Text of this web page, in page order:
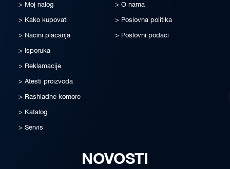
Moj nalog
Kako kupovati
Načini plaćanja
Isporuka
Reklamacije
Atesti proizvoda
Rashladne komore
Katalog
Servis
O nama
Poslovna politika
Poslovni podaci
NOVOSTI